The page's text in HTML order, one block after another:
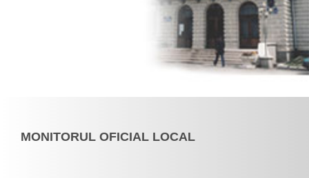
MONITORUL OFICIAL LOCAL